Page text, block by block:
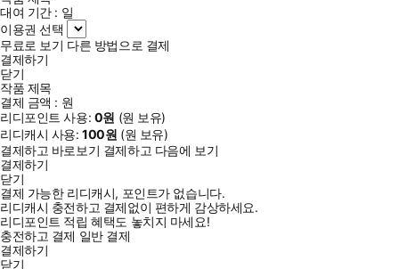
대여 기간 : 일
이용권 선택
무료로 보기 다른 방법으로 결제
결제하기
닫기
작품 제목
결제 금액 : 원
리디포인트 사용: 0원 (원 보유)
리디캐시 사용:100원 (원 보유)
결제하고 바로보기 결제하고 다음에 보기
결제하기
닫기
결제 가능한 리디캐시, 포인트가 없습니다.
리디캐시 충전하고 결제없이 편하게 감상하세요.
리디포인트 적립 혜택도 놓치지 마세요!
충전하고 결제 일반 결제
결제하기
닫기